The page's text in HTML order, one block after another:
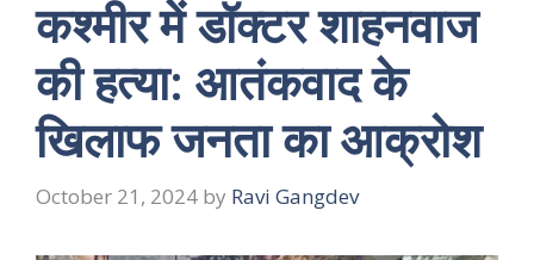
कश्मीर में डॉक्टर शाहनवाज
की हत्या: आतंकवाद के
खिलाफ जनता का आक्रोश
October 21, 2024 by Ravi Gangdev